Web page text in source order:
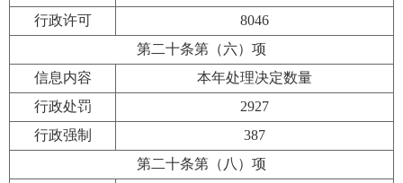
行政许可
8046
第二十条第（六）项
信息内容
本年处理决定数量
行政处罚
2927
行政强制
387
第二十条第（八）项